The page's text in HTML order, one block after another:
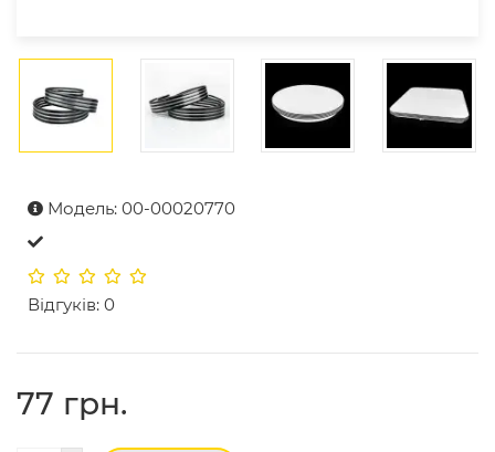
Модель: 00-00020770
Відгуків: 0
77 грн.